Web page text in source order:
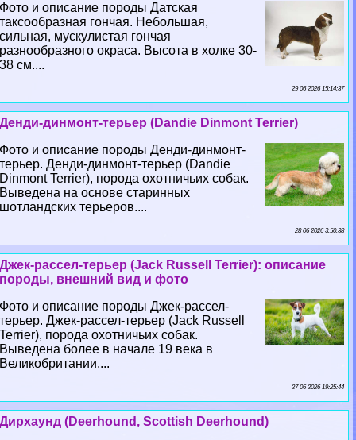
Фото и описание породы Датская
таксообразная гончая. Небольшая,
сильная, мускулистая гончая
разнообразного окраса. Высота в холке 30-
38 см....
29 06 2026 15:14:37
Денди-динмонт-терьер (Dandie Dinmont Terrier)
Фото и описание породы Денди-динмонт-
терьер. Денди-динмонт-терьер (Dandie
Dinmont Terrier), порода охотничьих собак.
Выведена на основе старинных
шотландских терьеров....
28 06 2026 3:50:38
Джек-рассел-терьер (Jack Russell Terrier): описание
породы, внешний вид и фото
Фото и описание породы Джек-рассел-
терьер. Джек-рассел-терьер (Jack Russell
Terrier), порода охотничьих собак.
Выведена более в начале 19 века в
Великобритании....
27 06 2026 19:25:44
Дирхаунд (Deerhound, Scottish Deerhound)